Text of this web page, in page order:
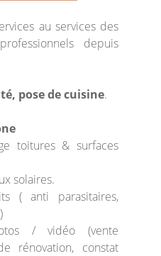
au services des
depuis
pose de cuisine.
toitures & surfaces
solaires.
( anti parasitaires,
/ vidéo (vente
rénovation, constat